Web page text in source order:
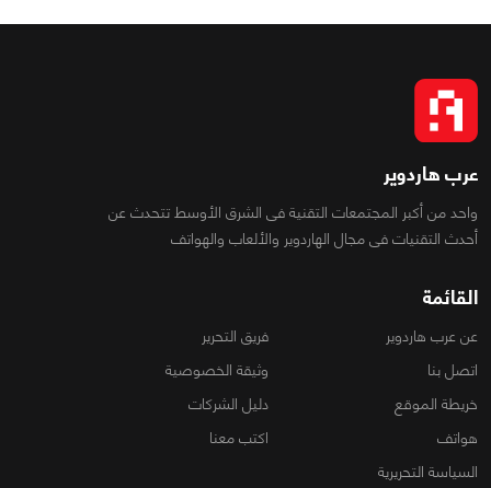
عرب هاردوير
واحد من أكبر المجتمعات التقنية فى الشرق الأوسط تتحدث عن
أحدث التقنيات فى مجال الهاردوير والألعاب والهواتف
القائمة
عن عرب هاردوير
فريق التحرير
اتصل بنا
وثيقة الخصوصية
خريطة الموقع
دليل الشركات
هواتف
اكتب معنا
السياسة التحريرية